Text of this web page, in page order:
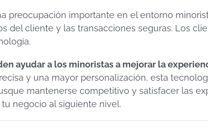
importante en el entorno
del cliente y las transacciones seguras. Los
ayudar a los minoristas a mejorar la
y una mayor personalización, esta
mantenerse competitivo y satisfacer las
negocio al siguiente nivel.